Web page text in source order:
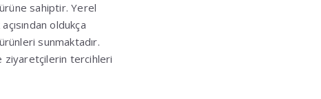
sahiptir. Yerel
oldukça
sunmaktadır.
ziyaretçilerin tercihleri